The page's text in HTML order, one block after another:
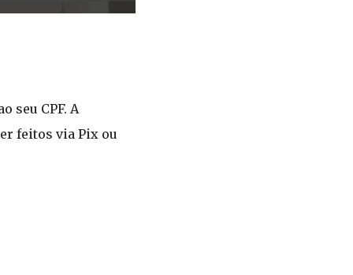
seu CPF. A
feitos via Pix ou